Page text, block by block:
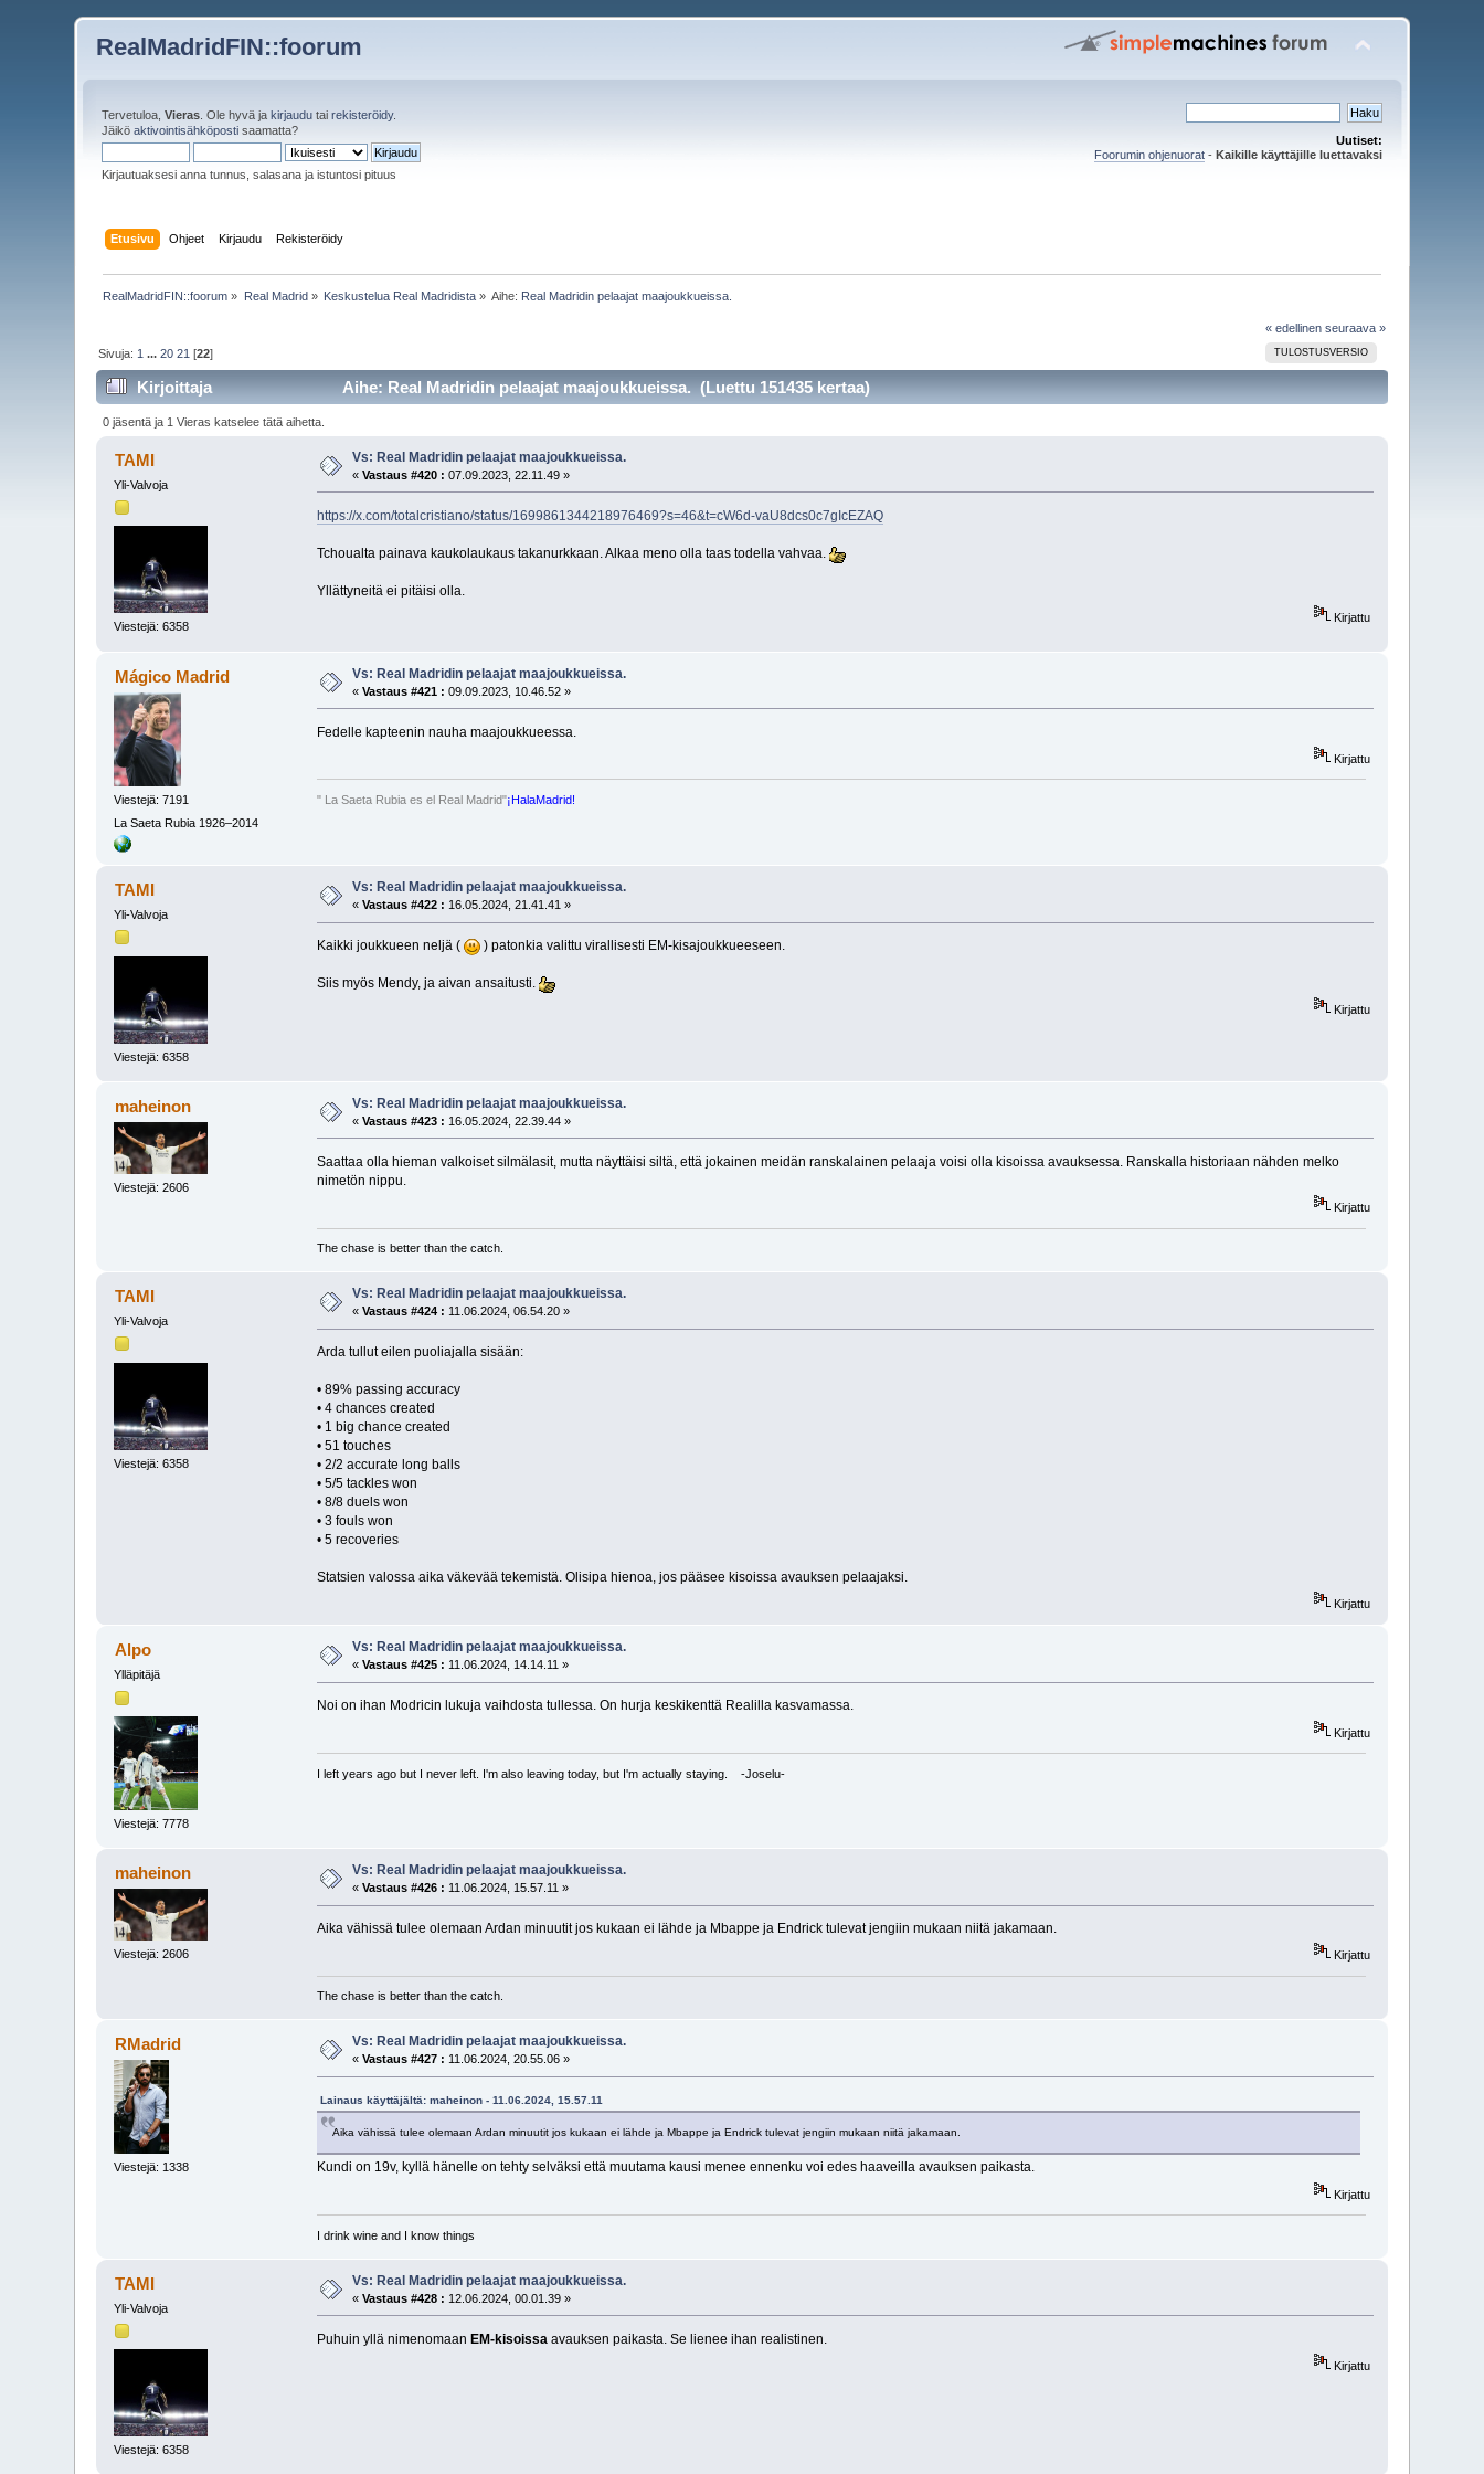
RealMadridFIN::foorum
Tervetuloa,Vieras . Ole hyvä jakirjaudu tairekisteröidy.
Jäiköaktivointisähköposti saamatta?
Kirjautuaksesi anna tunnus, salasana ja istuntosi pituus
Uutiset:
Foorumin ohjenuorat- Kaikille käyttäjille luettavaksi
Etusivu Ohjeet Kirjaudu Rekisteröidy
RealMadridFIN::foorum » Real Madrid» Keskustelua Real Madridista » Aihe: Real Madridin pelaajat maajoukkueissa.
« edellinen seuraava »
TULOSTUSVERSIO
Sivuja: 1 ...20 21 [22]
Kirjoittaja Aihe: Real Madridin pelaajat maajoukkueissa. (Luettu 151435 kertaa)
0 jäsentä ja 1 Vieras katselee tätä aihetta.
TAMI
Yli-Valvoja
Viestejä: 6358
Vs: Real Madridin pelaajat maajoukkueissa.
«Vastaus #420 : 07.09.2023, 22.11.49 »
https://x.com/totalcristiano/status/1699861344218976469?s=46&t=cW6d-vaU8dcs0c7gIcEZAQ
Tchoualta painava kaukolaukaus takanurkkaan. Alkaa meno olla taas todella vahvaa.
Yllättyneitä ei pitäisi olla.
Kirjattu
Mágico Madrid
Viestejä: 7191
La Saeta Rubia 1926–2014
Vs: Real Madridin pelaajat maajoukkueissa.
«Vastaus #421 : 09.09.2023, 10.46.52 »
Fedelle kapteenin nauha maajoukkueessa.
Kirjattu
" La Saeta Rubia es el Real Madrid"¡HalaMadrid!
TAMI
Yli-Valvoja
Viestejä: 6358
Vs: Real Madridin pelaajat maajoukkueissa.
«Vastaus #422 : 16.05.2024, 21.41.41 »
Kaikki joukkueen neljä ( ) patonkia valittu virallisesti EM-kisajoukkueeseen.
Siis myös Mendy, ja aivan ansaitusti.
Kirjattu
maheinon
Viestejä: 2606
Vs: Real Madridin pelaajat maajoukkueissa.
«Vastaus #423 : 16.05.2024, 22.39.44 »
Saattaa olla hieman valkoiset silmälasit, mutta näyttäisi siltä, että jokainen meidän ranskalainen pelaaja voisi olla kisoissa avauksessa. Ranskalla historiaan nähden melko
nimetön nippu.
Kirjattu
The chase is better than the catch.
TAMI
Yli-Valvoja
Viestejä: 6358
Vs: Real Madridin pelaajat maajoukkueissa.
«Vastaus #424 : 11.06.2024, 06.54.20 »
Arda tullut eilen puoliajalla sisään:
• 89% passing accuracy
• 4 chances created
• 1 big chance created
• 51 touches
• 2/2 accurate long balls
• 5/5 tackles won
• 8/8 duels won
• 3 fouls won
• 5 recoveries
Statsien valossa aika väkevää tekemistä. Olisipa hienoa, jos pääsee kisoissa avauksen pelaajaksi.
Kirjattu
Alpo
Ylläpitäjä
Viestejä: 7778
Vs: Real Madridin pelaajat maajoukkueissa.
«Vastaus #425 : 11.06.2024, 14.14.11 »
Noi on ihan Modricin lukuja vaihdosta tullessa. On hurja keskikenttä Realilla kasvamassa.
Kirjattu
I left years ago but I never left. I'm also leaving today, but I'm actually staying. -Joselu-
maheinon
Viestejä: 2606
Vs: Real Madridin pelaajat maajoukkueissa.
«Vastaus #426 : 11.06.2024, 15.57.11 »
Aika vähissä tulee olemaan Ardan minuutit jos kukaan ei lähde ja Mbappe ja Endrick tulevat jengiin mukaan niitä jakamaan.
Kirjattu
The chase is better than the catch.
RMadrid
Viestejä: 1338
Vs: Real Madridin pelaajat maajoukkueissa.
«Vastaus #427 : 11.06.2024, 20.55.06 »
Lainaus käyttäjältä: maheinon - 11.06.2024, 15.57.11
Aika vähissä tulee olemaan Ardan minuutit jos kukaan ei lähde ja Mbappe ja Endrick tulevat jengiin mukaan niitä jakamaan.
Kundi on 19v, kyllä hänelle on tehty selväksi että muutama kausi menee ennenku voi edes haaveilla avauksen paikasta.
Kirjattu
I drink wine and I know things
TAMI
Yli-Valvoja
Viestejä: 6358
Vs: Real Madridin pelaajat maajoukkueissa.
«Vastaus #428 : 12.06.2024, 00.01.39 »
Puhuin yllä nimenomaan EM-kisoissa avauksen paikasta. Se lienee ihan realistinen.
Kirjattu